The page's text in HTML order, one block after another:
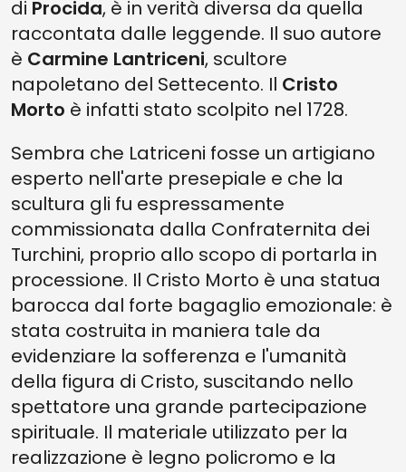
di Procida, è in verità diversa da quella
raccontata dalle leggende. Il suo autore
è Carmine Lantriceni, scultore
napoletano del Settecento. Il Cristo
Morto è infatti stato scolpito nel 1728.
Sembra che Latriceni fosse un artigiano
esperto nell'arte presepiale e che la
scultura gli fu espressamente
commissionata dalla Confraternita dei
Turchini, proprio allo scopo di portarla in
processione. Il Cristo Morto è una statua
barocca dal forte bagaglio emozionale: è
stata costruita in maniera tale da
evidenziare la sofferenza e l'umanità
della figura di Cristo, suscitando nello
spettatore una grande partecipazione
spirituale. Il materiale utilizzato per la
realizzazione è legno policromo e la